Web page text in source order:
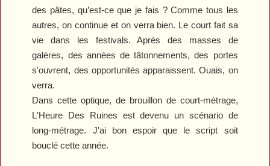
des pâtes, qu’est-ce que je fais ? Comme tous les
autres, on continue et on verra bien. Le court fait sa
vie dans les festivals. Après des masses de
galères, des années de tâtonnements, des portes
s'ouvrent, des opportunités apparaissent. Ouais, on
verra.
Dans cette optique, de brouillon de court-métrage,
L'Heure Des Ruines est devenu un scénario de
long-métrage. J'ai bon espoir que le script soit
bouclé cette année.